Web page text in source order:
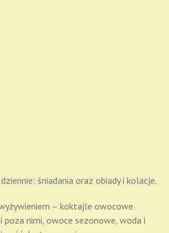
śniadania oraz obiady i kolacje.
– koktajle owocowe
nimi, owoce sezonowe, woda i